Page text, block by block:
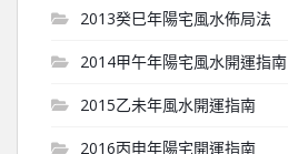
2013癸巳年陽宅風水佈局法
2014甲午年陽宅風水開運指南
2015乙未年風水開運指南
2016丙申年陽宅開運指南